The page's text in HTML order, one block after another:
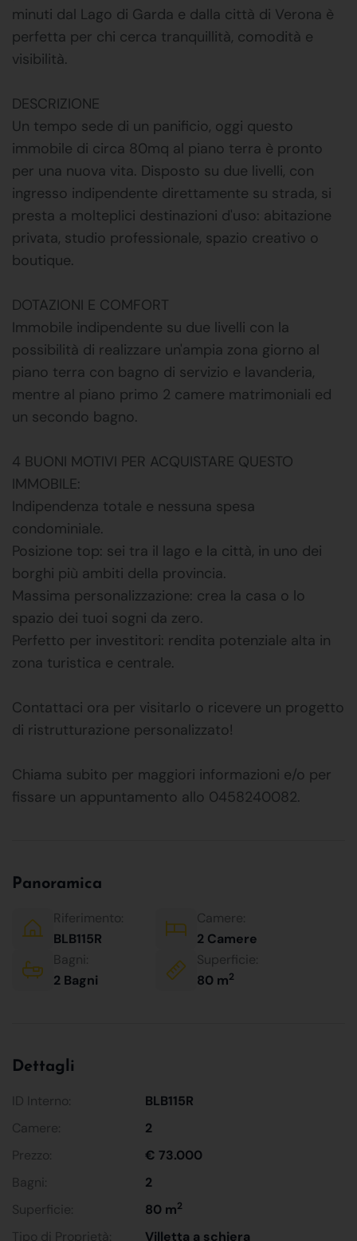
minuti dal Lago di Garda e dalla città di Verona è
perfetta per chi cerca tranquillità, comodità e
visibilità.
DESCRIZIONE
Un tempo sede di un panificio, oggi questo
immobile di circa 80mq al piano terra è pronto
per una nuova vita. Disposto su due livelli, con
ingresso indipendente direttamente su strada, si
presta a molteplici destinazioni d'uso: abitazione
privata, studio professionale, spazio creativo o
boutique.
DOTAZIONI E COMFORT
Immobile indipendente su due livelli con la
possibilità di realizzare un'ampia zona giorno al
piano terra con bagno di servizio e lavanderia,
mentre al piano primo 2 camere matrimoniali ed
un secondo bagno.
4 BUONI MOTIVI PER ACQUISTARE QUESTO
IMMOBILE:
Indipendenza totale e nessuna spesa
condominiale.
Posizione top: sei tra il lago e la città, in uno dei
borghi più ambiti della provincia.
Massima personalizzazione: crea la casa o lo
spazio dei tuoi sogni da zero.
Perfetto per investitori: rendita potenziale alta in
zona turistica e centrale.
Contattaci ora per visitarlo o ricevere un progetto
di ristrutturazione personalizzato!
Chiama subito per maggiori informazioni e/o per
fissare un appuntamento allo 0458240082.
Panoramica
Riferimento:
BLB115R
Camere:
2 Camere
Bagni:
2 Bagni
Superficie:
80 m2
Dettagli
ID Interno:
BLB115R
Camere:
2
Prezzo:
€ 73.000
Bagni:
2
Superficie:
80 m2
Tipo di Proprietà: Villetta a schiera